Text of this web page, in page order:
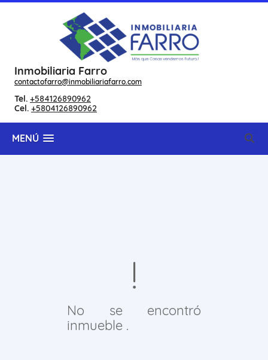
Inmobiliaria Farro
contactofarro@inmobiliariafarro.com
Tel. +584126890962
Cel. +5804126890962
MENÚ
No se encontró
inmueble .